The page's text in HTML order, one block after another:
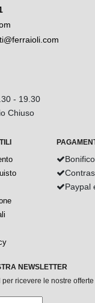
- 19.30
Chiuso
Bonifico
Paypal
NEWSLETTER
per ricevere le nostre